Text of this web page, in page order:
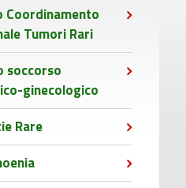
Coordinamento
Tumori Rari
soccorso
ginecologico
Rare